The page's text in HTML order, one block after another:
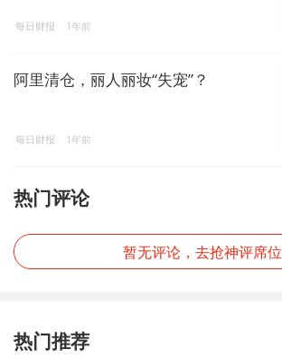
每日财报 1年前
阿里清仓，丽人丽妆“失宠”？
每日财报 1年前
热门评论
暂无评论，去抢神评席位
热门推荐